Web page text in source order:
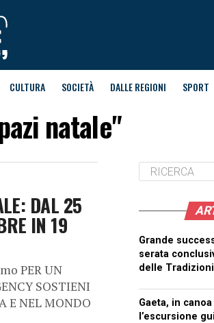
CULTURA SOCIETÀ DALLE REGIONI SPORT
natale"
DAL 25
IN 19
PER UN
SOSTIENI
E NEL MONDO
Grande
serata
delle
Gaeta, in
l’escursione